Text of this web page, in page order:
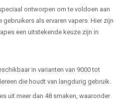
ontworpen om te voldoen aan
als ervaren vapers. Hier zijn
een uitstekende keuze zijn in
in varianten van 9000 tot
die houdt van langdurig gebruik.
uit meer dan 48 smaken, waaronder